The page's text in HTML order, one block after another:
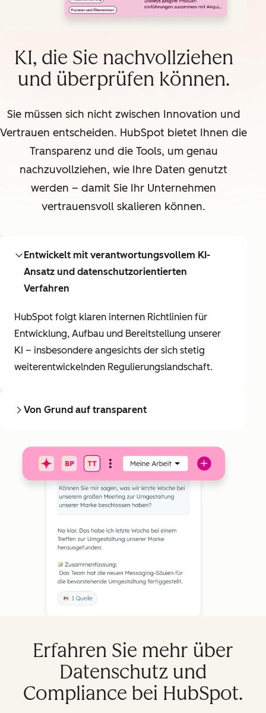
KI, die Sie nachvollziehen
und überprüfen können.
Sie müssen sich nicht zwischen Innovation und
Vertrauen entscheiden. HubSpot bietet Ihnen die
Transparenz und die Tools, um genau
nachzuvollziehen, wie Ihre Daten genutzt
werden – damit Sie Ihr Unternehmen
vertrauensvoll skalieren können.
Entwickelt mit verantwortungsvollem KI-
Ansatz und datenschutzorientierten
Verfahren
HubSpot folgt klaren internen Richtlinien für
Entwicklung, Aufbau und Bereitstellung unserer
KI – insbesondere angesichts der sich stetig
weiterentwickelnden Regulierungslandschaft.
Von Grund auf transparent
Erfahren Sie mehr über
Datenschutz und
Compliance bei HubSpot.